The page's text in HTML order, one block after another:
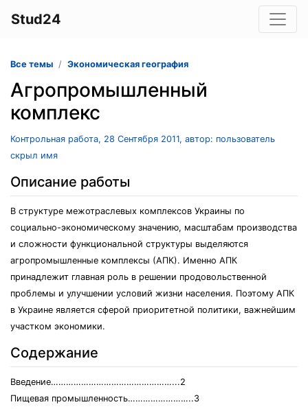
Stud24
Все темы Экономическая география
Агропромышленный
комплекс
Контрольная работа, 28 Сентября 2011, автор: пользователь
скрыл имя
Описание работы
В структуре межотраслевых комплексов Украины по
социально-экономическому значению, масштабам производства
и сложности функциональной структуры выделяются
агропромышленные комплексы (АПК). Именно АПК
принадлежит главная роль в решении продовольственной
проблемы и улучшении условий жизни населения. Поэтому АПК
в Украине является сферой приоритетной политики, важнейшим
участком экономики.
Содержание
Введение…………………………………………...2
Пищевая промышленность……………………..3